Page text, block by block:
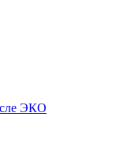
ЭКО